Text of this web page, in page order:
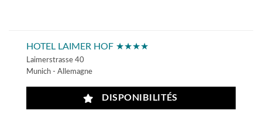
HOTEL LAIMER HOF ★★★★
Laimerstrasse 40
Munich - Allemagne
DISPONIBILITÉS